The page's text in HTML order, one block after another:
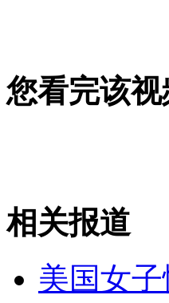
“刀锋战士”家中现染血
山西运城恶犬咬伤多
您看完该
相关报道
美国女